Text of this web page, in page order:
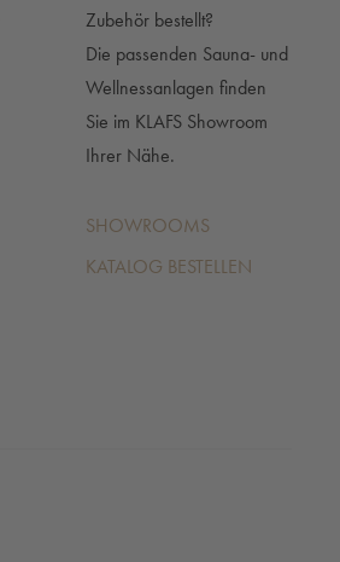
Zubehör bestellt?
Die passenden Sauna- und
Wellnessanlagen finden
Sie im KLAFS Showroom
Ihrer Nähe.
SHOWROOMS
KATALOG BESTELLEN